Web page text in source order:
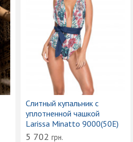
Слитный купальник с
уплотненной чашкой
Larissa Minatto 9000(50Е)
5 702 грн.